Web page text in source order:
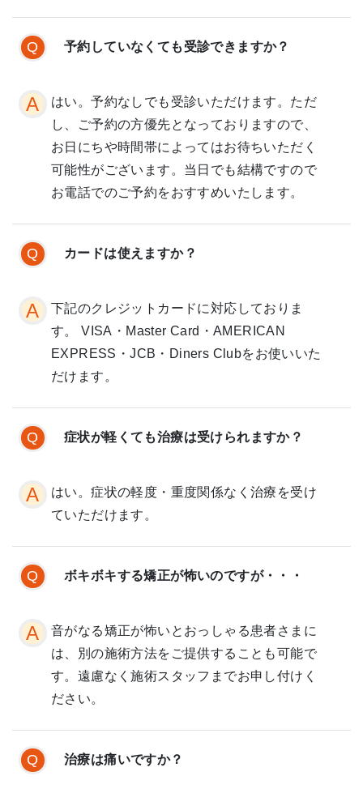
予約していなくても受診できますか？
はい。予約なしでも受診いただけます。ただ
し、ご予約の方優先となっておりますので、
お日にちや時間帯によってはお待ちいただく
可能性がございます。当日でも結構ですので
お電話でのご予約をおすすめいたします。
カードは使えますか？
下記のクレジットカードに対応しておりま
す。 VISA・Master Card・AMERICAN
EXPRESS・JCB・Diners Clubをお使いいた
だけます。
症状が軽くても治療は受けられますか？
はい。症状の軽度・重度関係なく治療を受け
ていただけます。
ボキボキする矯正が怖いのですが・・・
音がなる矯正が怖いとおっしゃる患者さまに
は、別の施術方法をご提供することも可能で
す。遠慮なく施術スタッフまでお申し付けく
ださい。
治療は痛いですか？